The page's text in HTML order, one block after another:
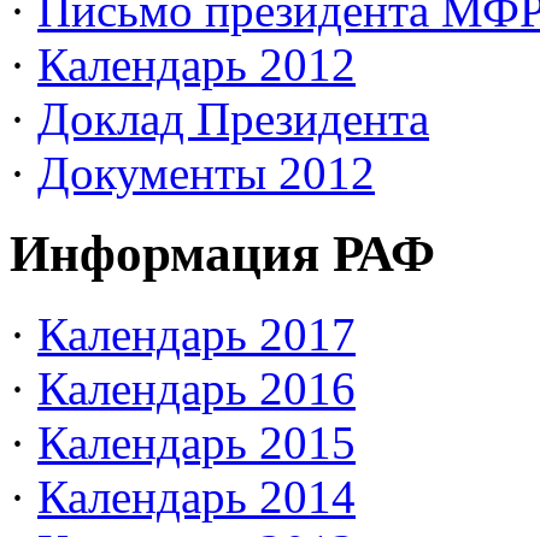
· Письмо президента
· Календарь 2012
· Доклад Президента
· Документы 2012
Информация РАФ
· Календарь 2017
· Календарь 2016
· Календарь 2015
· Календарь 2014